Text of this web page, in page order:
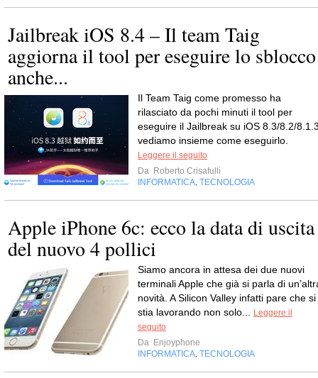
Jailbreak iOS 8.4 – Il team Taig
aggiorna il tool per eseguire lo sblocco
anche...
Il Team Taig come promesso ha
rilasciato da pochi minuti il tool per
eseguire il Jailbreak su iOS 8.3/8.2/
vediamo insieme come eseguirlo.
Leggere il seguito
Da Roberto Crisafulli
INFORMATICA TECNOLOGIA
Apple iPhone 6c: ecco la data di uscita
del nuovo 4 pollici
Siamo ancora in attesa dei due nuovi
terminali Apple che già si parla di
novità. A Silicon Valley infatti pare che si
stia lavorando non solo...
Leggere il
seguito
Da Enjoyphone
INFORMATICA TECNOLOGIA